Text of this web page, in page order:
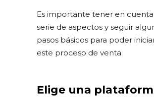
Es importante tener en
serie de aspectos y seguir
pasos básicos para poder
este proceso de venta:
Elige una